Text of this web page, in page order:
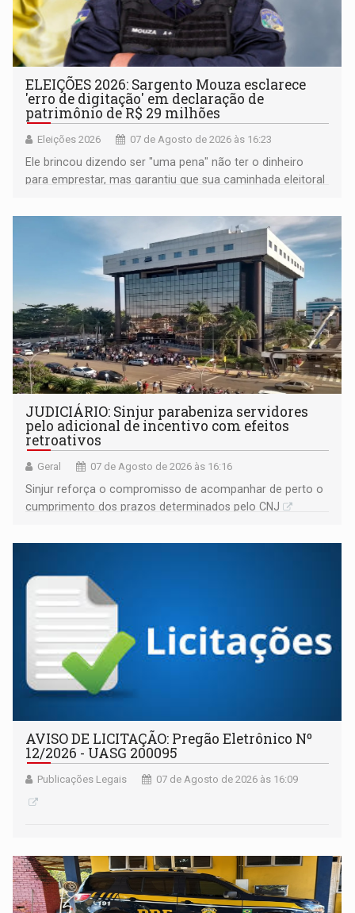
ELEIÇÕES 2026: Sargento Mouza esclarece
'erro de digitação' em declaração de
patrimônio de R$ 29 milhões
Eleições 2026 07 de Agosto de 2026 às 16:23
Ele brincou dizendo ser "uma pena" não ter o dinheiro
para emprestar, mas garantiu que sua caminhada eleitoral
JUDICIÁRIO: Sinjur parabeniza servidores
pelo adicional de incentivo com efeitos
retroativos
Geral 07 de Agosto de 2026 às 16:16
Sinjur reforça o compromisso de acompanhar de perto o
cumprimento dos prazos determinados pelo CNJ
AVISO DE LICITAÇÃO: Pregão Eletrônico Nº
12/2026 - UASG 200095
Publicações Legais 07 de Agosto de 2026 às 16:09